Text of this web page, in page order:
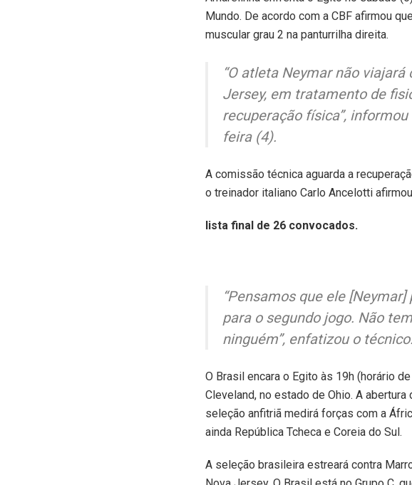
Mundo. De acordo com a CBF afirmou
muscular grau 2 na panturrilha direita.
“O atleta Neymar não
Jersey, em tratamento de
recuperação física”,
feira (4).
A comissão técnica aguarda a
o treinador italiano Carlo Ancelotti
lista final de 26 convocados.
“Pensamos que ele
para o segundo jogo. Não
ninguém”, enfatizou o técnico.
O Brasil encara o Egito às 19h (horário
Cleveland, no estado de Ohio. A
seleção anfitriã medirá forças com a
ainda República Tcheca e Coreia do Sul.
A seleção brasileira estreará contra